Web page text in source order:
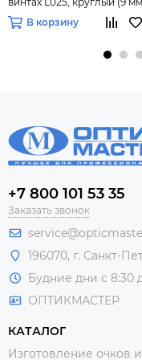
10парВ корзину
+7 800 101 53 35
Заказать звонок
196070, г. Санкт-
Будние дни с 8:30
ОПТИКМАСТЕР
КАТАЛОГ
Изготовление очков